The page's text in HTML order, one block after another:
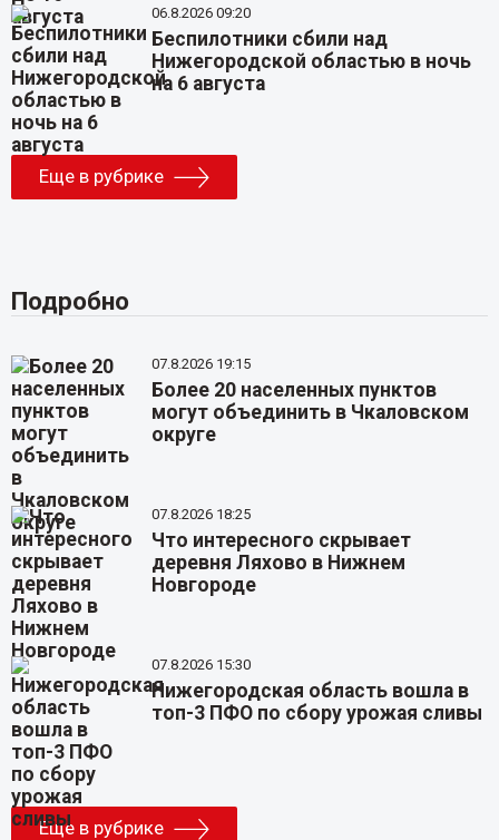
06.8.2026 09:20
Беспилотники сбили над
Нижегородской областью в ночь
на 6 августа
Еще в рубрике
Подробно
07.8.2026 19:15
Более 20 населенных пунктов
могут объединить в Чкаловском
округе
07.8.2026 18:25
Что интересного скрывает
деревня Ляхово в Нижнем
Новгороде
07.8.2026 15:30
Нижегородская область вошла в
топ-3 ПФО по сбору урожая сливы
Еще в рубрике